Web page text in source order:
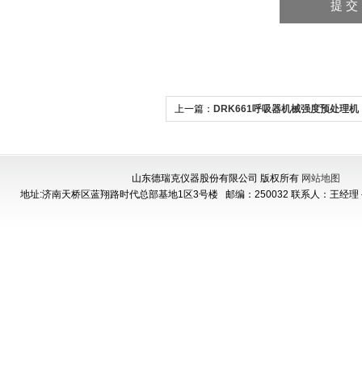
上一篇： DRK661呼吸器机械强度预处理机
山东德瑞克仪器股份有限公司 版权所有 网站地图
地址:济南天桥区蓝翔路时代总部基地1区3号楼 邮编：250032 联系人：王经